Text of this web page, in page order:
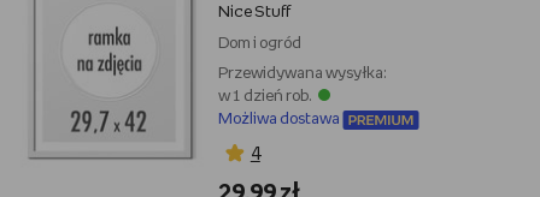
Nice Stuff
Dom i ogród
Przewidywana wysyłka:
w 1 dzień rob.
Możliwa dostawa
4